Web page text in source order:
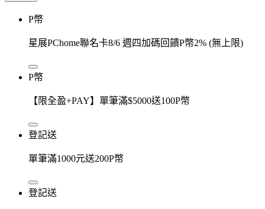
P幣
星展PChome聯名卡8/6 週四加碼回饋P幣2% (無上限)
P幣
【限全盈+PAY】單筆滿$5000送100P幣
登記送
單筆滿1000元送200P幣
登記送